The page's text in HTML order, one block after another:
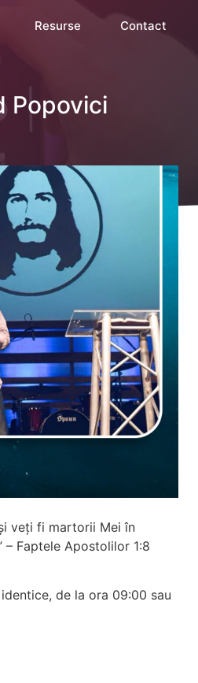
Resurse Contact
Popovici
veți fi martorii Mei în
– ‭‭Faptele Apostolilor‬ ‭1‬:‭8‬
de la ora 09:00 sau